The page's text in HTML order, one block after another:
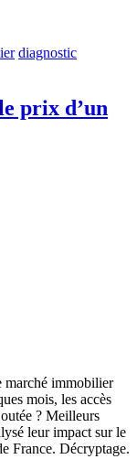
diagnostic
prix d’un
immobilier
mois, les accès
? Meilleurs
leur impact sur le
France. Décryptage.